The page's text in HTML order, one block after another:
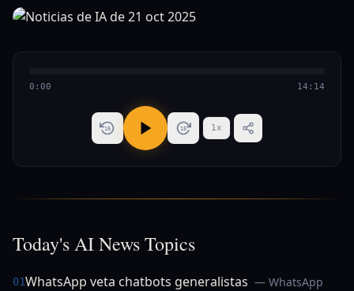
0:00 14:14
15 15 1x
Today's AI News Topics
01WhatsApp veta chatbots generalistas — WhatsApp